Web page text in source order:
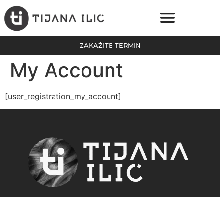
ZAKAŽITE TERMIN
My Account
[user_registration_my_account]